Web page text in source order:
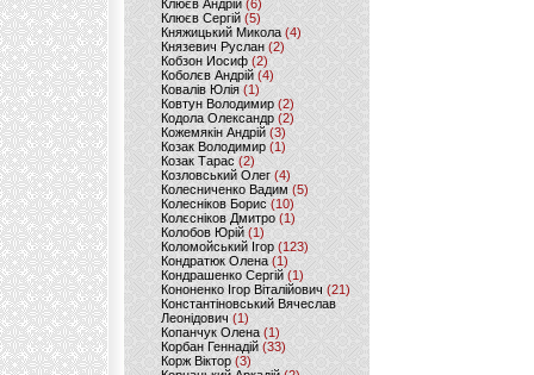
Клюєв Андрій(6)
Клюєв Сергій (5)
Княжицький Микола(4)
Князевич Руслан (2)
Кобзон Иосиф(2)
Коболєв Андрій (4)
Ковалів Юлія(1)
Ковтун Володимир (2)
Кодола Олександр (2)
Кожемякін Андрій (3)
Козак Володимир (1)
Козак Тарас (2)
Козловський Олег(4)
Колесниченко Вадим (5)
Колесніков Борис (10)
Колєсніков Дмитро (1)
Колобов Юрій (1)
Коломойський Ігор (123)
Кондратюк Олена(1)
Кондрашенко Сергій (1)
Кононенко Ігор Віталійович (21)
Константіновський Вячеслав
Леонідович (1)
Копанчук Олена (1)
Корбан Геннадій (33)
Корж Віктор (3)